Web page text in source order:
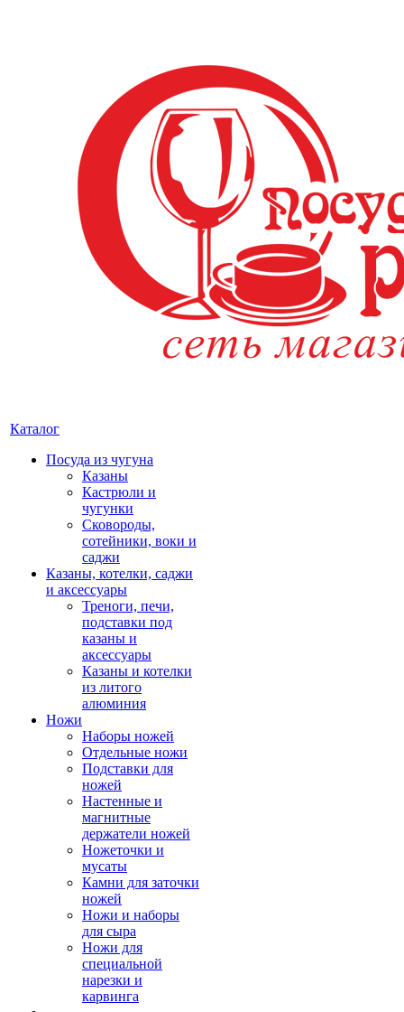
Каталог
Посуда из чугуна
Казаны
Кастрюли и
чугунки
Сковороды,
сотейники, воки и
саджи
Казаны, котелки, саджи
и аксессуары
Треноги, печи,
подставки под
казаны и
аксессуары
Казаны и котелки
из литого
алюминия
Ножи
Наборы ножей
Отдельные ножи
Подставки для
ножей
Настенные и
магнитные
держатели ножей
Ножеточки и
мусаты
Камни для заточки
ножей
Ножи и наборы
для сыра
Ножи для
специальной
нарезки и
карвинга